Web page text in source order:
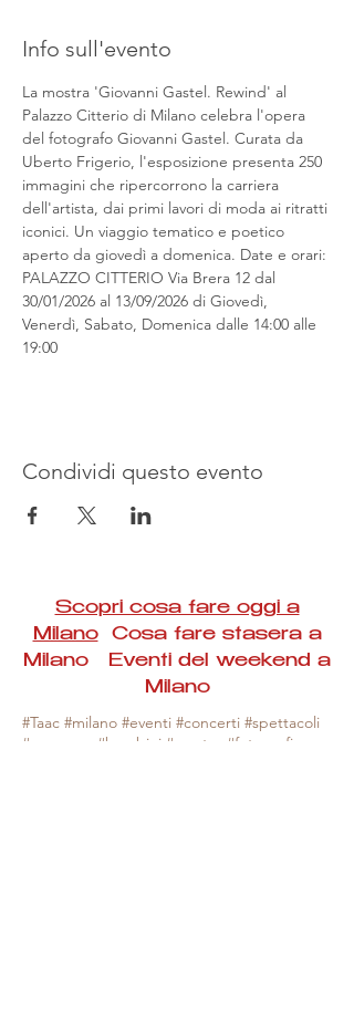
Info sull'evento
La mostra 'Giovanni Gastel. Rewind' al
Palazzo Citterio di Milano celebra l'opera
del fotografo Giovanni Gastel. Curata da
Uberto Frigerio, l'esposizione presenta 250
immagini che ripercorrono la carriera
dell'artista, dai primi lavori di moda ai ritratti
iconici. Un viaggio tematico e poetico
aperto da giovedì a domenica. Date e orari:
PALAZZO CITTERIO Via Brera 12 dal
30/01/2026 al 13/09/2026 di Giovedì,
Venerdì, Sabato, Domenica dalle 14:00 alle
19:00
Condividi questo evento
Scopri cosa fare oggi a
MilanoCosa fare stasera a
Milano Eventi del weekend a
Milano
#Taac #milano #eventi #concerti #spettacoli
#rassegne #bambini #mostre #fotografia